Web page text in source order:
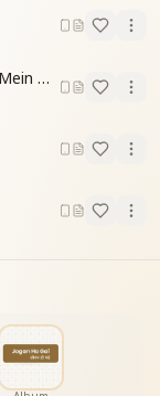
Tujh Mein Om Mujh Mein Om Sab Mein Om